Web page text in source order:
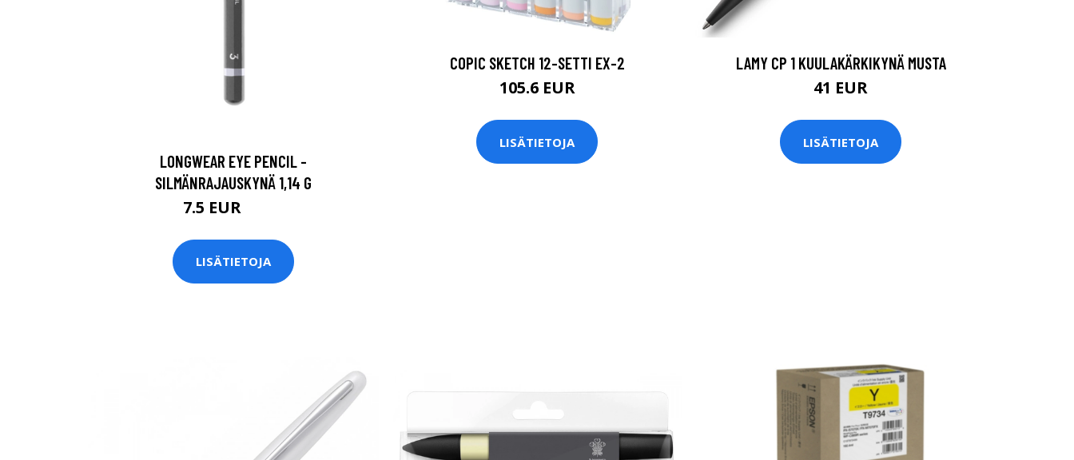
LONGWEAR EYE PENCIL -
SILMÄNRAJAUSKYNÄ 1,14 G
7.5 EUR
LISÄTIETOJA
COPIC SKETCH 12-SETTI EX-2
105.6 EUR
LISÄTIETOJA
LAMY CP 1 KUULAKÄRKIKYNÄ MUSTA
41 EUR
LISÄTIETOJA